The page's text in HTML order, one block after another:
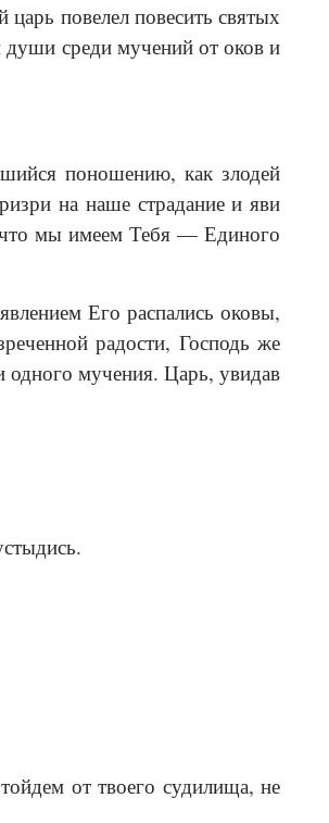
повелел повесить святых
среди мучений от оков и
поношению, как злодей
на наше страдание и яви
что мы имеем Тебя — Единого
Его распались оковы,
радости, Господь же
одного мучения. Царь, увидав
от твоего судилища, не